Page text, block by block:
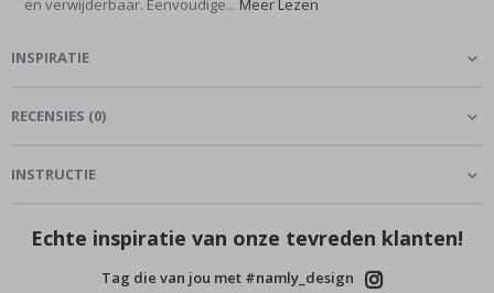
en verwijderbaar. Eenvoudige... Meer Lezen
INSPIRATIE
RECENSIES (0)
INSTRUCTIE
Echte inspiratie van onze tevreden klanten!
Tag die van jou met #namly_design